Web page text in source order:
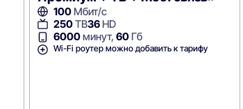
100Мбит/с
250ТВ36HD
6000минут, 60Гб
Wi-Fi роутер можно добавить к тарифу